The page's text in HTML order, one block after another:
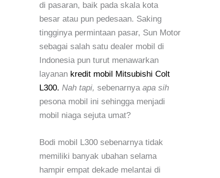
di pasaran, baik pada skala kota
besar atau pun pedesaan. Saking
tingginya permintaan pasar, Sun Motor
sebagai salah satu dealer mobil di
Indonesia pun turut menawarkan
layanan kredit mobil Mitsubishi Colt
L300. Nah tapi, sebenarnya apa sih
pesona mobil ini sehingga menjadi
mobil niaga sejuta umat?
Bodi mobil L300 sebenarnya tidak
memiliki banyak ubahan selama
hampir empat dekade melantai di